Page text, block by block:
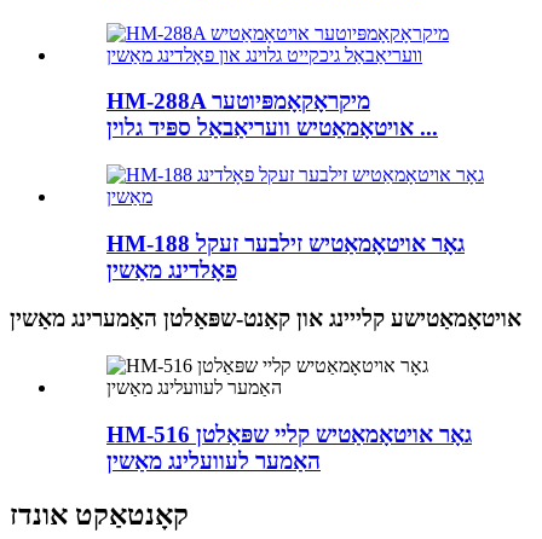
HM-288A מיקראָקאָמפּיוטער
אויטאָמאַטיש וועריאַבאַל ספּיד גלוין ...
HM-188 גאָר אויטאָמאַטיש זילבער זעקל
פאָלדינג מאַשין
אויטאָמאַטישע קלייינג און קאַנט-שפּאַלטן האַמערינג מאַשין
HM-516 גאָר אויטאָמאַטיש קליי שפּאַלטן
האַמער לעוועלינג מאַשין
קאָנטאַקט אונדז